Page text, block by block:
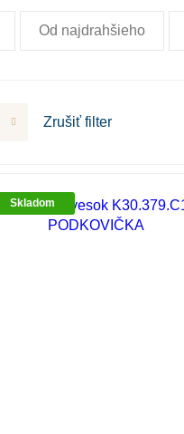
Od najdrahšieho
Zrušiť filter
Skladom